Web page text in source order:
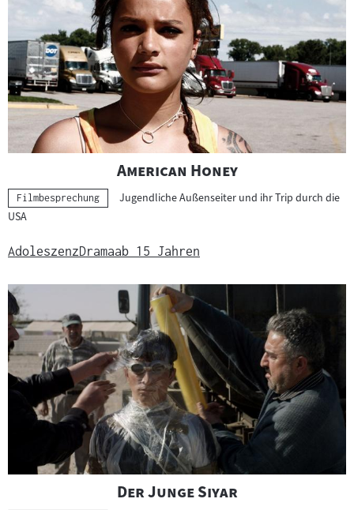
"
American Honey"
Kategorie:
Filmbesprechung
Jugendliche Außenseiter und ihr Trip durch die
USA
AdoleszenzDramaab 15 Jahren
"
Der Junge Siyar"